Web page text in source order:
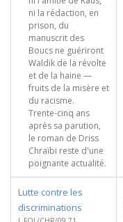
ni la rédaction, en
prison, du
manuscrit des
Boucs ne guériront
Waldik de la révolte
et de la haine —
fruits de la misère et
du racisme.
Trente-cinq ans
après sa parution,
le roman de Driss
Chraïbi reste d'une
poignante actualité.
Lutte contre les
discriminations